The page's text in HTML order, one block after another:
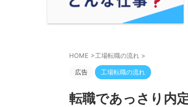
HOME >工場転職の流れ >
広告 工場転職の流れ
転職であっさり内